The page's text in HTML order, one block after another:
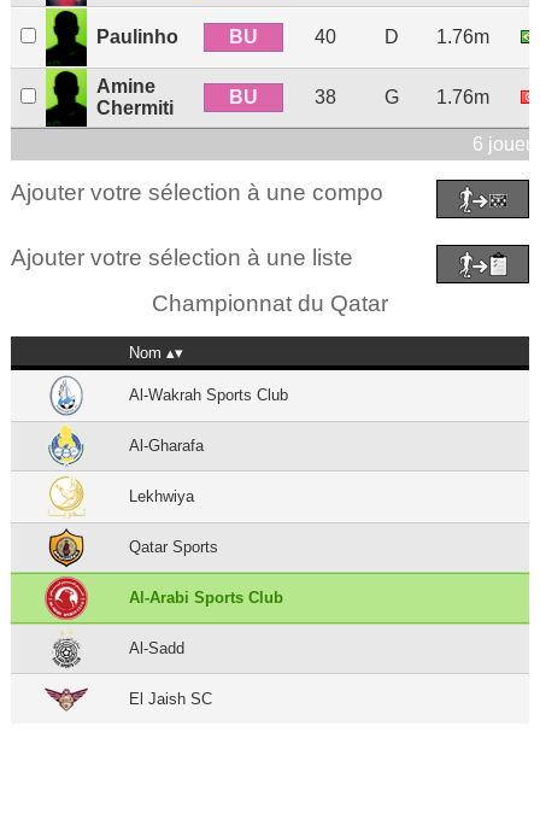
Paulinho BU 40 D 1.76m
Amine
Chermiti
BU 38 G 1.76m
6
Ajouter votre sélection à une compo
Ajouter votre sélection à une liste
Championnat du Qatar
Nom
Al-Wakrah Sports Club
Al-Gharafa
Lekhwiya
Qatar Sports
Al-Arabi Sports Club
Al-Sadd
El Jaish SC